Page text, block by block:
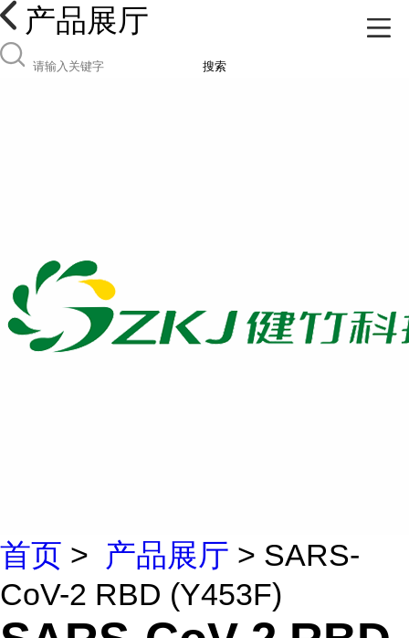
产品展厅
搜索
首页 > 产品展厅 > SARS-
CoV-2 RBD (Y453F)